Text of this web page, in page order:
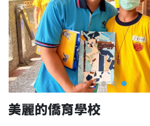
美麗的僑育學校